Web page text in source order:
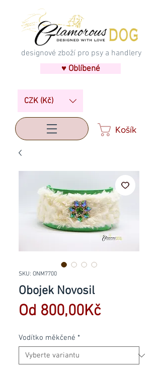
designové zboží pro psy a handlery
♥ Oblíbené
CZK (Kč)
Košík
SKU: ONM7700
Obojek Novosil
Od 800,00Kč
Vodítko měkčené *